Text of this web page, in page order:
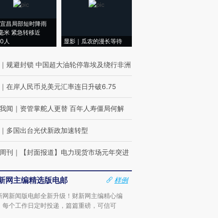
昌局部短时降雨
米 紧急转移近
人
显影｜瓜农的漫长等待
｜ 规避封锁 中国超大油轮停靠埃及绕行非洲
｜ 在岸人民币兑美元汇率连日升破6.75
闻 ｜ 资管掌舵人更替 百年人寿僵局何解
｜ 多国出台光伏新政加速转型
刊 ｜ 【封面报道】电力现货市场元年突进
网主编精选版电邮
样例
网新闻版电邮全新升级！财新网主编精心编
每个工作日定时投递，篇篇重磅，可信可